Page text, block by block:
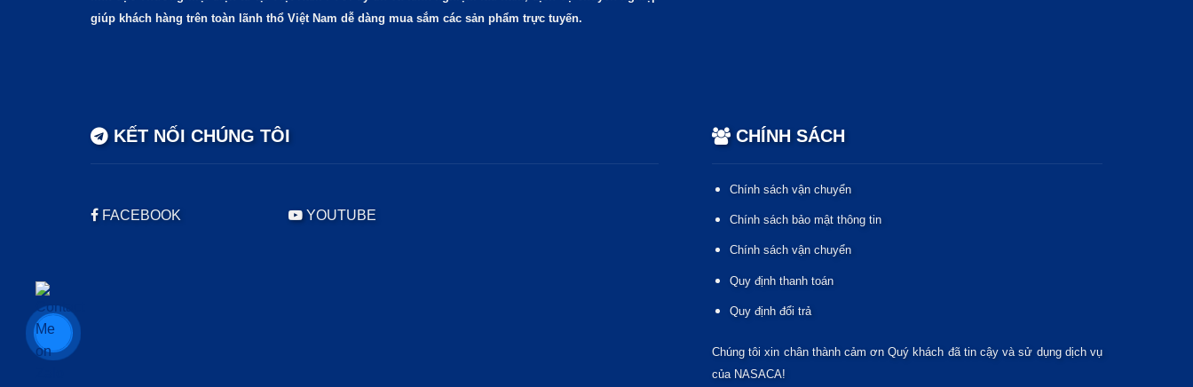
giúp khách hàng trên toàn lãnh thổ Việt Nam dễ dàng mua sắm các sản phẩm trực tuyến.
KẾT NỐI CHÚNG TÔI
FACEBOOK YOUTUBE
CHÍNH SÁCH
Chính sách vận chuyển
Chính sách bảo mật thông tin
Chính sách vận chuyển
Quy định thanh toán
Quy định đổi trả
Chúng tôi xin chân thành cảm ơn Quý khách đã tin cậy và sử dụng dịch vụ
của NASACA!